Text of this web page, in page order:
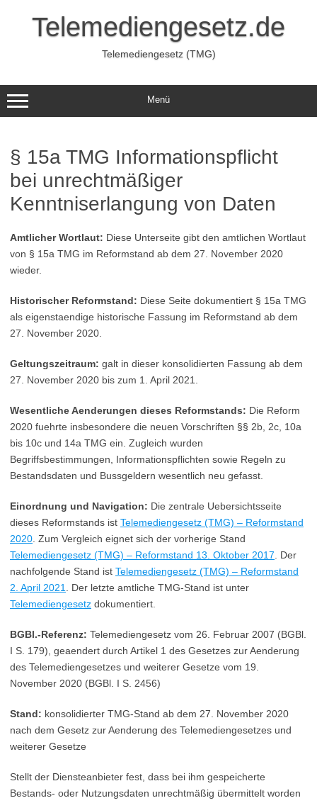
springenTelemediengesetz.de
Telemediengesetz (TMG)
Menü
§ 15a TMG Informationspflicht
bei unrechtmäßiger
Kenntniserlangung von Daten
Amtlicher Wortlaut: Diese Unterseite gibt den amtlichen Wortlaut
von § 15a TMG im Reformstand ab dem 27. November 2020
wieder.
Historischer Reformstand: Diese Seite dokumentiert § 15a TMG
als eigenstaendige historische Fassung im Reformstand ab dem
27. November 2020.
Geltungszeitraum: galt in dieser konsolidierten Fassung ab dem
27. November 2020 bis zum 1. April 2021.
Wesentliche Aenderungen dieses Reformstands: Die Reform
2020 fuehrte insbesondere die neuen Vorschriften §§ 2b, 2c, 10a
bis 10c und 14a TMG ein. Zugleich wurden
Begriffsbestimmungen, Informationspflichten sowie Regeln zu
Bestandsdaten und Bussgeldern wesentlich neu gefasst.
Einordnung und Navigation: Die zentrale Uebersichtsseite
dieses Reformstands ist Telemediengesetz (TMG) – Reformstand
2020 . Zum Vergleich eignet sich der vorherige Stand
Telemediengesetz (TMG) – Reformstand 13. Oktober 2017 . Der
nachfolgende Stand ist Telemediengesetz (TMG) – Reformstand
2. April 2021
. Der letzte amtliche TMG-Stand ist unter
Telemediengesetz dokumentiert.
BGBl.-Referenz: Telemediengesetz vom 26. Februar 2007 (BGBl.
I S. 179), geaendert durch Artikel 1 des Gesetzes zur Aenderung
des Telemediengesetzes und weiterer Gesetze vom 19.
November 2020 (BGBl. I S. 2456)
Stand: konsolidierter TMG-Stand ab dem 27. November 2020
nach dem Gesetz zur Aenderung des Telemediengesetzes und
weiterer Gesetze
Stellt der Diensteanbieter fest, dass bei ihm gespeicherte
Bestands- oder Nutzungsdaten unrechtmäßig übermittelt worden